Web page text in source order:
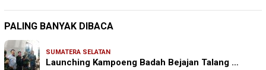
PALING BANYAK DIBACA
SUMATERA SELATAN
Launching Kampoeng Badah Bejajan Talang …